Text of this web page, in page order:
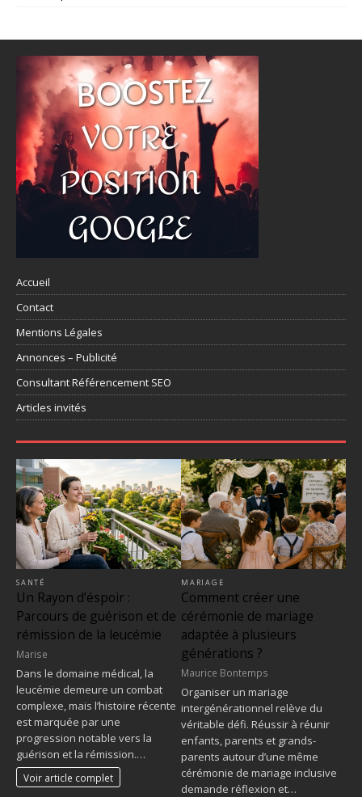
Accueil
Contact
Mentions Légales
Annonces – Publicité
Consultant Référencement SEO
Articles invités
SANTÉ
Un Rayon d’éspoir :
Parcours de guérison et de
rémission de la leucémie
Marise
Dans le domaine médical, la
leucémie demeure un combat
complexe, mais l’histoire récente
est marquée par une
progression notable vers la
guérison et la rémission.…
Voir article complet
MARIAGE
Comment créer une
cérémonie de mariage
adaptée à plusieurs
générations ?
Maurice Bontemps
Organiser un mariage
intergénérationnel relève du
véritable défi. Réussir à réunir
enfants, parents et grands-
parents autour d’une même
cérémonie de mariage inclusive
demande réflexion et…